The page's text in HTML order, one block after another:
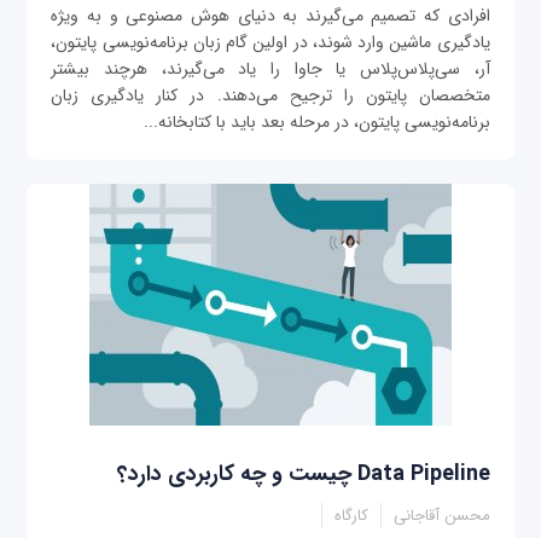
افرادی که تصمیم می‌گیرند به دنیای هوش مصنوعی و به ویژه
یادگیری ماشین وارد شوند، در اولین گام زبان برنامه‌نویسی پایتون،
آر، سی‌پلاس‌پلاس یا جاوا را یاد می‌گیرند، هرچند بیشتر
متخصصان پایتون را ترجیح می‌دهند. در کنار یادگیری زبان
برنامه‌نویسی پایتون، در مرحله بعد باید با کتابخانه‌...
Data Pipeline چیست و چه کاربردی دارد؟
محسن آقاجانی کارگاه